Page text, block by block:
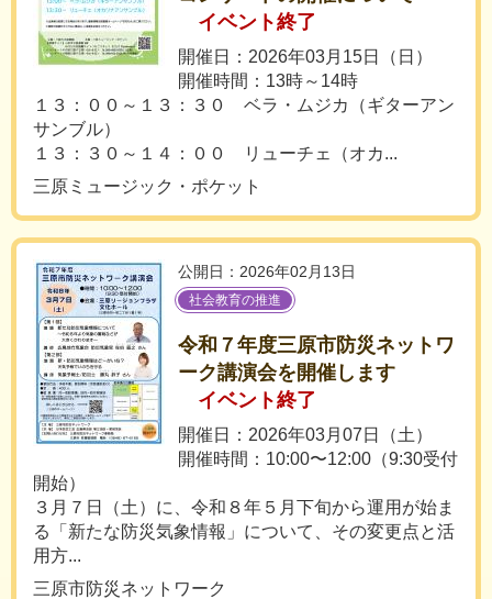
イベント終了
開催日：2026年03月15日（日）
開催時間：13時～14時
１３：００～１３：３０ ベラ・ムジカ（ギターアン
サンブル）
１３：３０～１４：００ リューチェ（オカ...
三原ミュージック・ポケット
公開日：2026年02月13日
社会教育の推進
令和７年度三原市防災ネットワ
ーク講演会を開催します
イベント終了
開催日：2026年03月07日（土）
開催時間：10:00〜12:00（9:30受付
開始）
３月７日（土）に、令和８年５月下旬から運用が始ま
る「新たな防災気象情報」について、その変更点と活
用方...
三原市防災ネットワーク